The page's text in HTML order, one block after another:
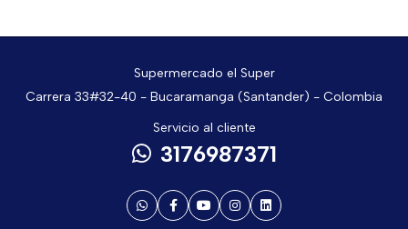
Supermercado el Super
Carrera 33#32-40 - Bucaramanga (Santander) - Colombia
Servicio al cliente
3176987371